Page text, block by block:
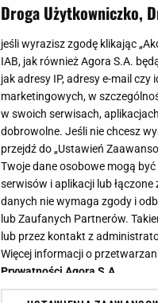
Droga Użytkowniczko,
jeśli wyrazisz zgodę klikając
IAB, jak również Agora S.A.
jak adresy IP, adresy e-mail
marketingowych, w
w swoich serwisach,
dobrowolne. Jeśli nie chcesz
przejdź do „Ustawień
Twoje dane osobowe mogą
serwisów i aplikacji lub
danych nie wymaga zgody i
lub Zaufanych Partnerów.
lub przez kontakt z
Więcej informacji o
Prywatności Agora S.A.